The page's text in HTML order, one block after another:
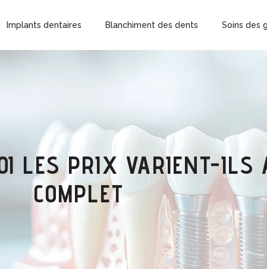
Implants dentaires Blanchiment des dents Soins des
LES PRIX VARIENT-ILS
COMPLET